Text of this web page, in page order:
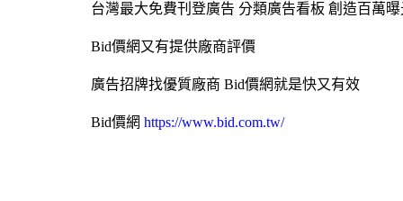
台灣最大免費刊登廣告 分類廣告看板 創造百萬
Bid價網又有提供廠商評價
廣告招牌找優質廠商 Bid價網就是快又有效
Bid價網 https://www.bid.com.tw/